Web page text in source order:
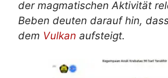
der magmatischen Aktivität
Beben deuten darauf hin,
dem Vulkan aufsteigt.